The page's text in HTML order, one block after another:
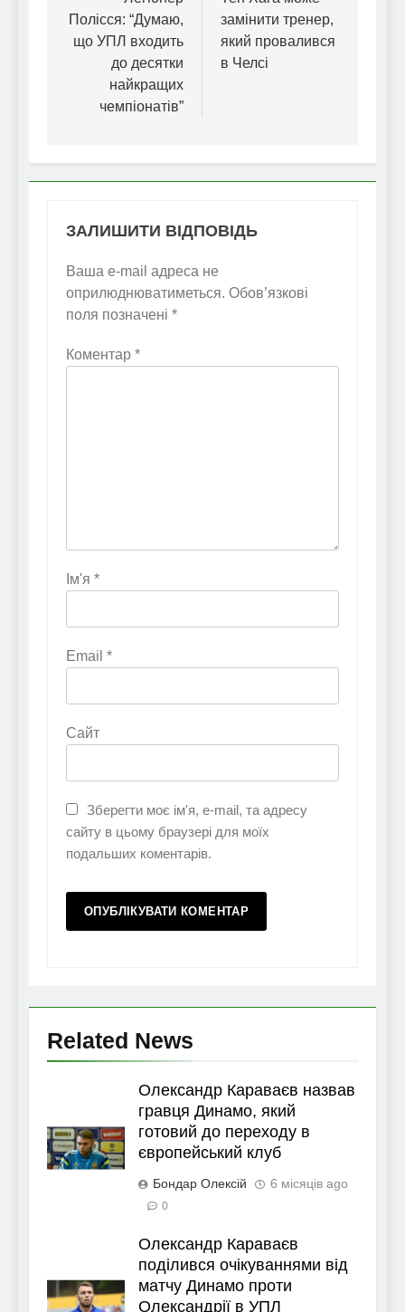
Полісся: “Думаю,
що УПЛ входить
до десятки
найкращих
чемпіонатів”
замінити тренер,
який провалився
в Челсі
ЗАЛИШИТИ ВІДПОВІДЬ
Ваша e-mail адреса не
оприлюднюватиметься. Обов’язкові
поля позначені *
Коментар *
Ім'я *
Email *
Сайт
Зберегти моє ім'я, e-mail, та адресу
сайту в цьому браузері для моїх
подальших коментарів.
Related News
Олександр Караваєв назвав
гравця Динамо, який
готовий до переходу в
європейський клуб
Бондар Олексій 6 місяців ago
0
Олександр Караваєв
поділився очікуваннями від
матчу Динамо проти
Олександрії в УПЛ